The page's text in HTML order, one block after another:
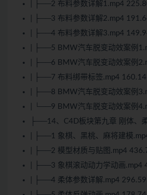
| ├──2 布料参数详解1.mp4
| ├──3 布料参数详解2.mp4
| ├──4 布料参数详解3.mp4
| ├──5 BMW汽车脱变动效案例
| ├──6 BMW汽车脱变动效案例
| ├──7 布料绑带标签.mp4
| ├──8 BMW汽车脱变动效案例
| └──9 BMW汽车脱变动效案例
├──14、C4D板块第九章 刚体、
| ├──1 象棋、黑桃、麻将建模
| ├──2 模型材质与贴图.mp4
| ├──3 象棋滚动动力学动画.mp4
| ├──4 柔体参数详解.mp4